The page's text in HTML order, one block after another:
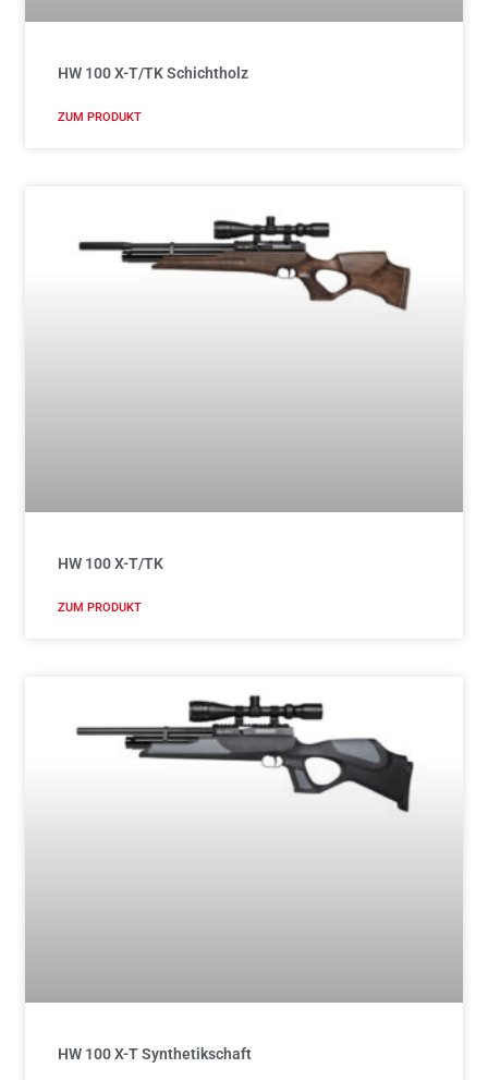
HW 100 X-T/TK Schichtholz
ZUM PRODUKT
HW 100 X-T/TK
ZUM PRODUKT
HW 100 X-T Synthetikschaft